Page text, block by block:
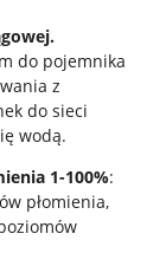
do pojemnika
z
do sieci
wodą.
1-100%:
płomienia,